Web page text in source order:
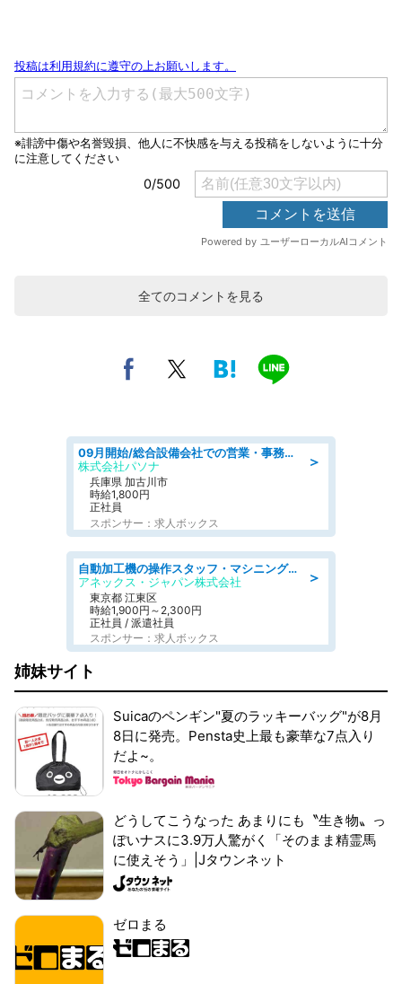
全てのコメントを見る
＞
09月開始/総合設備会社での営業・事務のお仕事/車通勤可/賞与あり/営業/営業事務
株式会社パソナ
兵庫県 加古川市
時給1,800円
正社員
スポンサー：求人ボックス
＞
自動加工機の操作スタッフ・マシニングセンタ/工業系卒歓迎/未経験OK/週休2日制/年間休日125日/土日祝休みあり
アネックス・ジャパン株式会社
東京都 江東区
時給1,900円～2,300円
正社員 / 派遣社員
スポンサー：求人ボックス
姉妹サイト
Suicaのペンギン"夏のラッキーバッグ"が8月
8日に発売。Pensta史上最も豪華な7点入り
だよ~。
どうしてこうなった あまりにも〝生き物〟っ
ぽいナスに3.9万人驚がく「そのまま精霊馬
に使えそう」|Jタウンネット
ゼロまる